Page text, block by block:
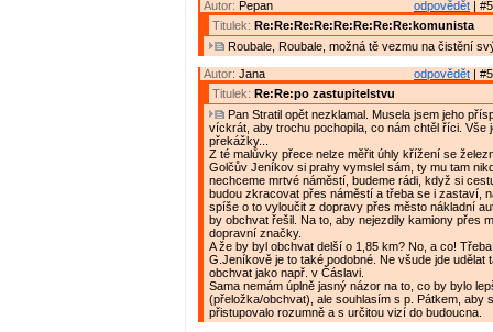
odpovědět |
Autor: Pepan
Titulek: Re:Re:Re:Re:Re:Re:Re:Re:komunista
Roubale, Roubale, možná tě vezmu na čistění
odpovědět |
Autor: Jana
Titulek: Re:Re:po zastupitelstvu
Pan Stratil opět nezklamal. Musela jsem jeho
víckrát, aby trochu pochopila, co nám chtěl říci. Vše
překážky...
Z té malůvky přece nelze měřit úhly křížení se
Golčův Jeníkov si prahy vymslel sám, ty mu tam
nechceme mrtvé náměstí, budeme rádi, když si
budou zkracovat přes náměstí a třeba se i zastaví,
spíše o to vyloučit z dopravy přes město nákladní
by obchvat řešil. Na to, aby nejezdily kamiony přes
dopravní značky.
A že by byl obchvat delší o 1,85 km? No, a co!
G.Jeníkově je to také podobné. Ne všude jde udělat
obchvat jako např. v Čáslavi.
Sama nemám úplně jasný názor na to, co by bylo
(přeložka/obchvat), ale souhlasím s p. Pátkem, aby
přistupovalo rozumně a s určitou vizí do budoucna.